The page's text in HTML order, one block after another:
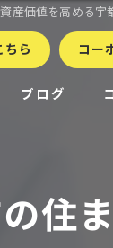
産価値を高める
ら コー
ブログ
住